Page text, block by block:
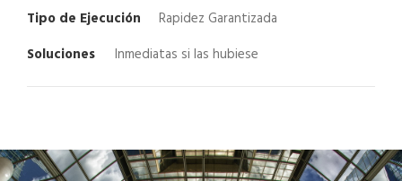
Tipo de Ejecución
Rapidez Garantizada
Soluciones
Inmediatas si las hubiese